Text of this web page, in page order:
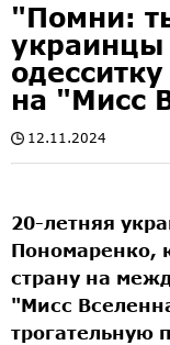
"Помни:
украинцы
на "Мисс
12.11.2024
20-летняя
Пономаренко,
страну на
"Мисс
трогательную